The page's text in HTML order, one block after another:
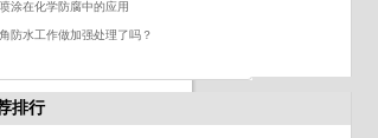
涂在化学防腐中的应用
防水工作做加强处理了吗？
排行